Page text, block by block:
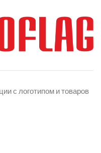
с логотипом и товаров